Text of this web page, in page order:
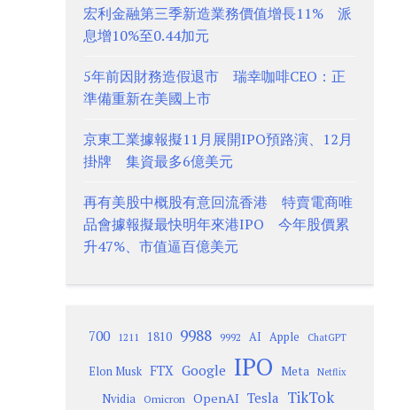
宏利金融第三季新造業務價值增長11% 派
息增10%至0.44加元
5年前因財務造假退市 瑞幸咖啡CEO：正
準備重新在美國上市
京東工業據報擬11月展開IPO預路演、12月
掛牌 集資最多6億美元
再有美股中概股有意回流香港 特賣電商唯
品會據報擬最快明年來港IPO 今年股價累
升47%、市值逼百億美元
700 1211 1810 9988 9992 AI Apple ChatGPT
Elon Musk FTX Google IPO Meta Netflix
Nvidia Omicron OpenAI Tesla TikTok